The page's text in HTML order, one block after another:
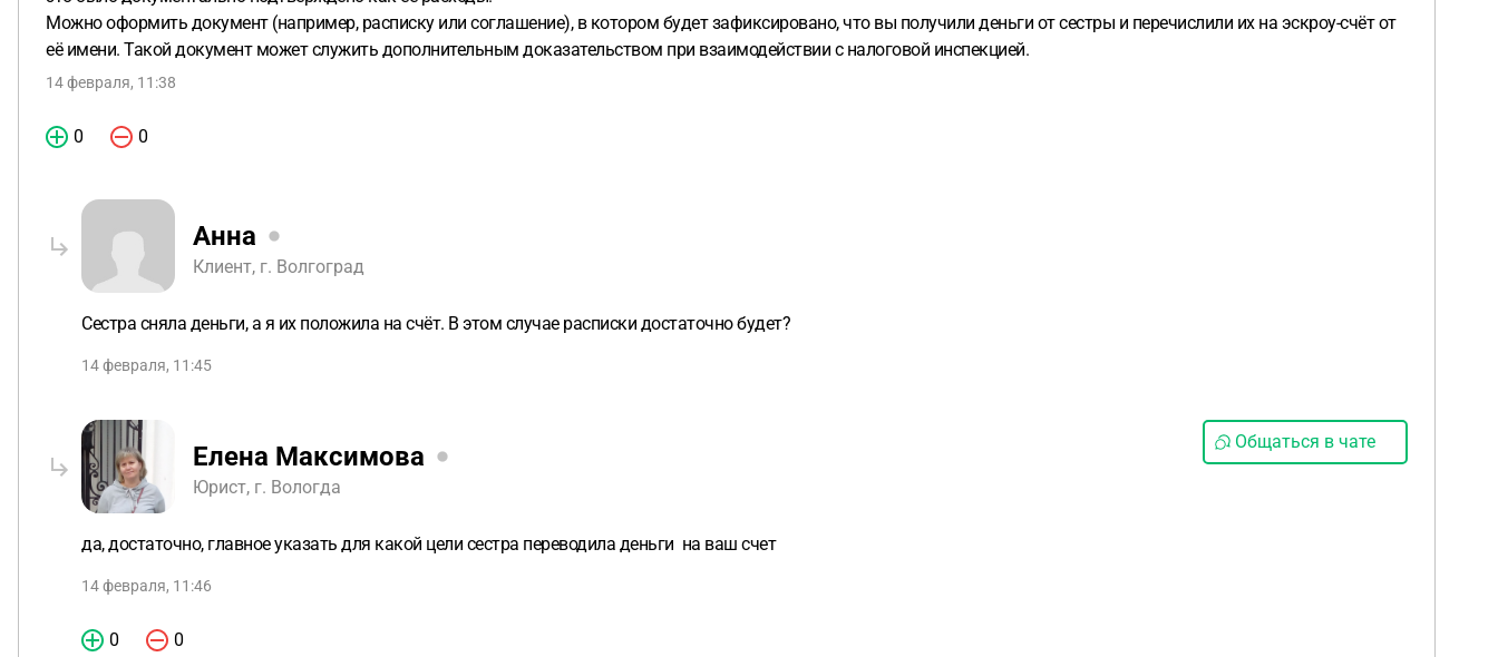
Можно оформить документ (например, расписку или соглашение), в котором будет зафиксировано, что вы получили деньги от сестры и перечислили их на эскроу-счёт от
её имени. Такой документ может служить дополнительным доказательством при взаимодействии с налоговой инспекцией.
14 февраля, 11:38
0 0
Анна
Клиент, г. Волгоград
Сестра сняла деньги, а я их положила на счёт. В этом случае расписки достаточно будет?
14 февраля, 11:45
Елена Максимова
Юрист, г. Вологда
Общаться в чате
да, достаточно, главное указать для какой цели сестра переводила деньги на ваш счет
14 февраля, 11:46
0 0